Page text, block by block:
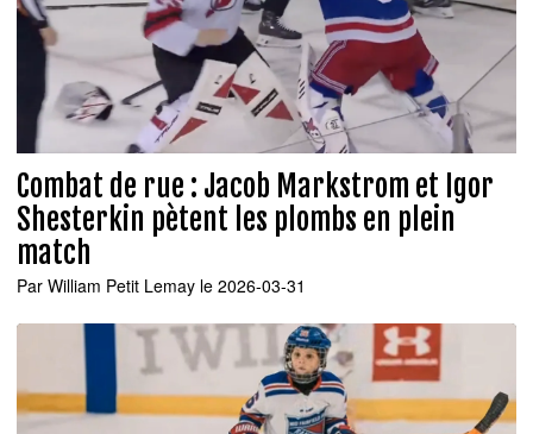
Combat de rue : Jacob Markstrom et Igor
Shesterkin pètent les plombs en plein
match
Par William Petit Lemay le 2026-03-31